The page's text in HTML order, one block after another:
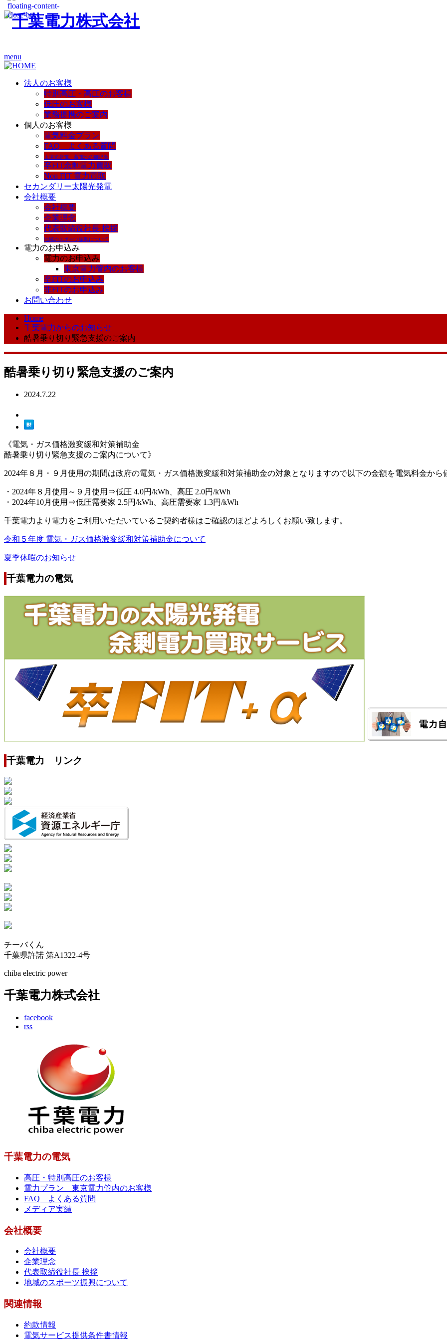
menu
法人のお客様
特別高圧・高圧のお客様
低圧のお客様
業務提携のご案内
個人のお客様
電気料金プラン
FAQ よくある質問
太陽光発電、蓄電池の御提案
卒FIT余剰電力買取
Non FIT 電力買取
セカンダリー太陽光発電
会社概要
会社概要
企業理念
代表取締役社長 挨拶
地域のスポーツ振興について
電力のお申込み
電力のお申込み
東京電力管内のお客様
卒FITのお申込み
非FITのお申込み
お問い合わせ
Home
千葉電力からのお知らせ
酷暑乗り切り緊急支援のご案内
酷暑乗り切り緊急支援のご案内
2024.7.22
《電気・ガス価格激変緩和対策補助金
酷暑乗り切り緊急支援のご案内について》
2024年８月・９月使用の期間は政府の電気・ガス価格激変緩和対策補助金の対象となりますので以下の金額を電気料金から
・2024年８月使用～９月使用⇒低圧 4.0円/kWh、高圧 2.0円/kWh
・2024年10月使用⇒低圧需要家 2.5円/kWh、高圧需要家 1.3円/kWh
千葉電力より電力をご利用いただいているご契約者様はご確認のほどよろしくお願い致します。
令和５年度 電気・ガス価格激変緩和対策補助金について
夏季休暇のお知らせ
千葉電力の電気
千葉電力 リンク
チーバくん
千葉県許諾 第A1322-4号
chiba electric power
千葉電力株式会社
facebook
rss
千葉電力の電気
高圧・特別高圧のお客様
電力プラン 東京電力管内のお客様
FAQ よくある質問
メディア実績
会社概要
会社概要
企業理念
代表取締役社長 挨拶
地域のスポーツ振興について
関連情報
約款情報
電気サービス提供条件書情報